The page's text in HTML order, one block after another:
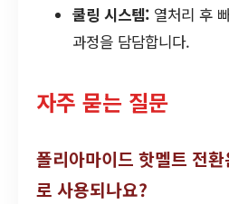
쿨링 시스템: 열처리 후
과정을 담담합니다.
자주 묻는 질문
폴리아마이드 핫멜트 전
로 사용되나요?